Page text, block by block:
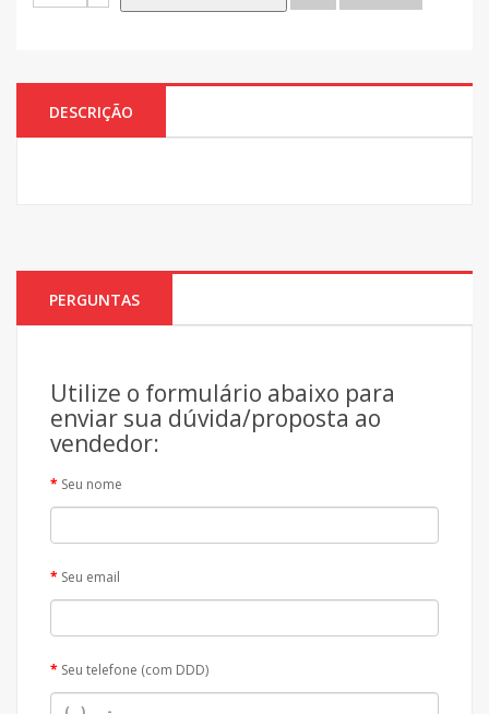
DESCRIÇÃO
PERGUNTAS
Utilize o formulário abaixo para
enviar sua dúvida/proposta ao
vendedor:
Seu nome
Seu email
Seu telefone (com DDD)